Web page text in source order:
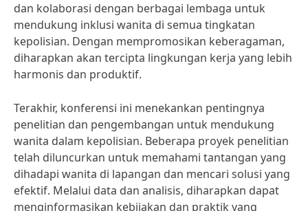
dan kolaborasi dengan berbagai lembaga untuk
mendukung inklusi wanita di semua tingkatan
kepolisian. Dengan mempromosikan keberagaman,
diharapkan akan tercipta lingkungan kerja yang lebih
harmonis dan produktif.
Terakhir, konferensi ini menekankan pentingnya
penelitian dan pengembangan untuk mendukung
wanita dalam kepolisian. Beberapa proyek penelitian
telah diluncurkan untuk memahami tantangan yang
dihadapi wanita di lapangan dan mencari solusi yang
efektif. Melalui data dan analisis, diharapkan dapat
menginformasikan kebijakan dan praktik yang